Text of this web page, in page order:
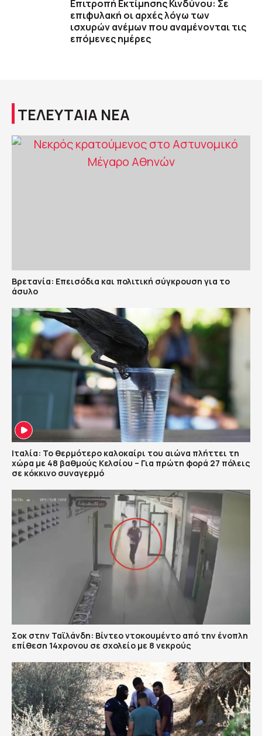
Επιτροπή Εκτίμησης Κινδύνου: Σε
επιφυλακή οι αρχές λόγω των
ισχυρών ανέμων που αναμένονται τις
επόμενες ημέρες
ΤΕΛΕΥΤΑΙΑ ΝΕΑ
Βρετανία: Επεισόδια και πολιτική σύγκρουση για το
άσυλο
Ιταλία: Το θερμότερο καλοκαίρι του αιώνα πλήττει τη
χώρα με 48 βαθμούς Κελσίου – Για πρώτη φορά 27 πόλεις
σε κόκκινο συναγερμό
Σοκ στην Ταϊλάνδη: Βίντεο ντοκουμέντο από την ένοπλη
επίθεση 14χρονου σε σχολείο με 8 νεκρούς